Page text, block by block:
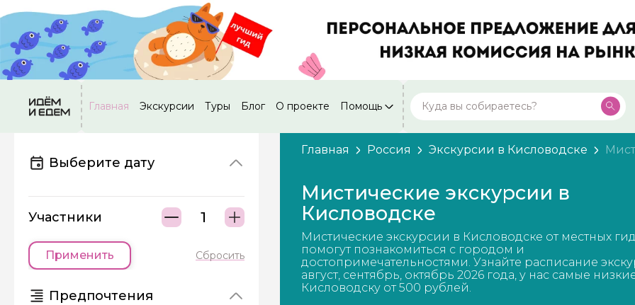
Главная Экскурсии Туры Блог О проекте Помощь
Москва
Россия
Нижний Новгород
Россия
Калининград
Россия
Кисловодск
Россия
20 экскурсий
Посмотреть все города
Выберите дату
Участники
Применить Сбросить
Предпочтения
Главная Россия Экскурсии в Кисловодске
Мистические экскурсии в
Кисловодске
Мистические экскурсии в Кисловодске от местных
помогут познакомиться с городом и
достопримечательностями. Узнайте расписание
август, сентябрь, октябрь 2026 года, у нас самые
Кисловодску от 500 рублей.